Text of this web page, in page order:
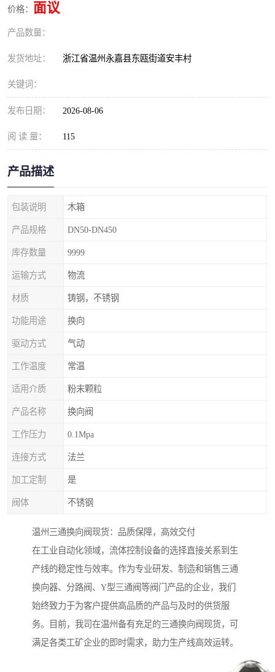
价格： 面议
产品数量：
发货地址： 浙江省温州永嘉县东瓯街道安丰村
关键词：
发布日期： 2026-08-06
阅 读 量： 115
产品描述
包装说明 木箱
产品规格 DN50-DN450
库存数量 9999
运输方式 物流
材质 铸钢，不锈钢
功能用途 换向
驱动方式 气动
工作温度 常温
适用介质 粉末颗粒
产品名称 换向阀
工作压力 0.1Mpa
连接方式 法兰
加工定制 是
阀体 不锈钢
温州三通换向阀现货：品质保障，高效交付
在工业自动化领域，流体控制设备的选择直接关系到生
产线的稳定性与效率。作为专业研发、制造和销售三通
换向器、分路阀、Y型三通阀等阀门产品的企业，我们
始终致力于为客户提供高品质的产品与及时的供货服
务。目前，我司在温州备有充足的三通换向阀现货，可
满足各类工矿企业的即时需求，助力生产线高效运转。